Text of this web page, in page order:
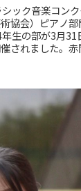
ック音楽コンク
協会）ピアノ部
生の部が3月31
されました。